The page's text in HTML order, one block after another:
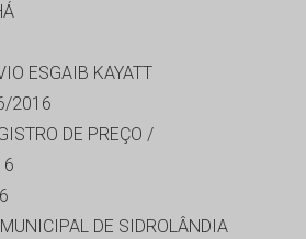
ESGAIB KAYATT
2016
DE PREÇO /
DE SIDROLÂNDIA